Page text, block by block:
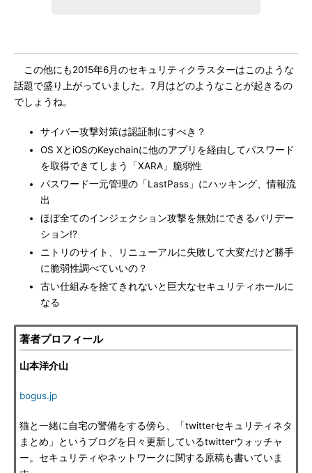
この他にも2015年6月のセキュリティクラスターはこのような
話題で盛り上がっていました。7月はどのようなことが起きるの
でしょうね。
サイバー攻撃対策は認証制にすべき？
OS XとiOSのKeychainに他のアプリを経由してパスワード
を取得できてしまう「XARA」脆弱性
パスワード一元管理の「LastPass」にハッキング、情報流
出
ほぼ全てのインジェクション攻撃を無効にできるバリデー
ション!?
ニトリのサイト、リニューアルに失敗して大変だけど勝手
に脆弱性調べていいの？
古い仕組みを捨てきれないと巨大なセキュリティホールに
なる
著者プロフィール
山本洋介山
bogus.jp
猫と一緒に自宅の警備をする傍ら、「twitterセキュリティネタ
まとめ」というブログを日々更新しているtwitterウォッチャ
ー。セキュリティやネットワークに関する原稿も書いていま